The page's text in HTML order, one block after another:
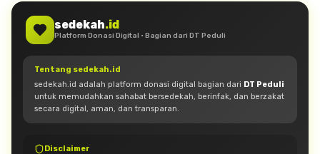
sedekah.id
Platform Donasi Digital · Bagian dari DT Peduli
Tentang sedekah.id
sedekah.id adalah platform donasi digital bagian dari DT Peduli
untuk memudahkan sahabat bersedekah, berinfak, dan berzakat
secara digital, aman, dan transparan.
Disclaimer